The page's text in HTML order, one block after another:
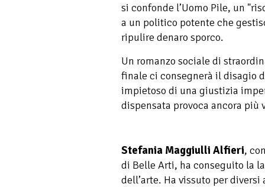
si confonde l’Uomo Pile, un
a un politico potente che
ripulire denaro sporco.
Un romanzo sociale di
finale ci consegnerà il disagio
impietoso di una giustizia
dispensata provoca ancora più
Stefania Maggiulli Alfieri,
di Belle Arti, ha conseguito la
dell’arte. Ha vissuto per